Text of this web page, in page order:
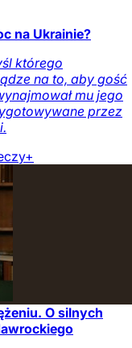
na Ukrainie?
którego
na to, aby gość
mu jego
przez
O silnych